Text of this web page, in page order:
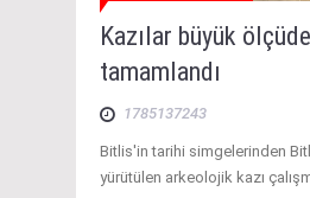
Kazılar büyük ölçüde
tamamlandı
1785137243
Bitlis'in tarihi simgelerinden
yürütülen arkeolojik kazı